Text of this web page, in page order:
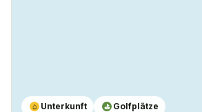
⌂ Unterkunft ⛳ Golfplätze